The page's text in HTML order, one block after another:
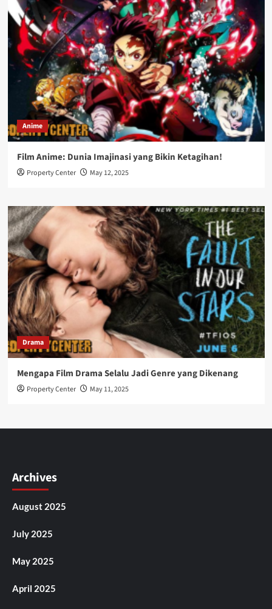
Anime
Film Anime: Dunia Imajinasi yang Bikin Ketagihan!
Property Center May 12, 2025
Drama
Mengapa Film Drama Selalu Jadi Genre yang Dikenang
Property Center May 11, 2025
Archives
August 2025
July 2025
May 2025
April 2025